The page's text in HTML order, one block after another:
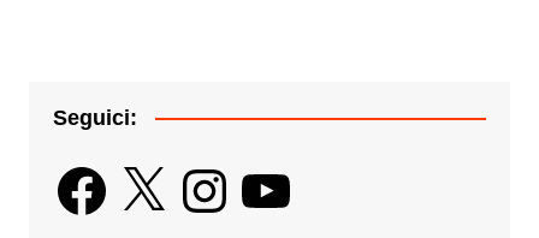
Seguici:
Facebook
X InstagramYouTube